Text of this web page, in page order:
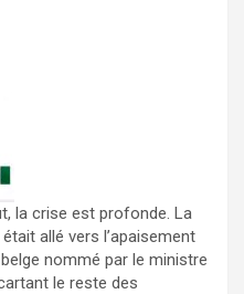
la crise est profonde. La
allé vers l’apaisement
nommé par le ministre
le reste des